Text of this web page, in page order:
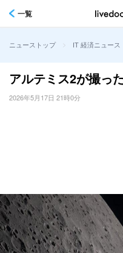
一覧
ニューストップ > IT 経済ニュース
アルテミス2が撮っ
2026年5月17日 21時0分